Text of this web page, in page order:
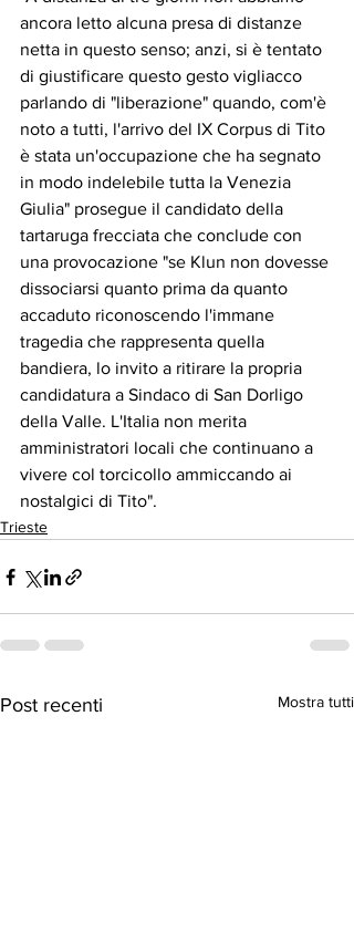
ancora letto alcuna presa di distanze
netta in questo senso; anzi, si è tentato
di giustificare questo gesto vigliacco
parlando di "liberazione" quando, com'è
noto a tutti, l'arrivo del IX Corpus di Tito
è stata un'occupazione che ha segnato
in modo indelebile tutta la Venezia
Giulia" prosegue il candidato della
tartaruga frecciata che conclude con
una provocazione "se Klun non dovesse
dissociarsi quanto prima da quanto
accaduto riconoscendo l'immane
tragedia che rappresenta quella
bandiera, lo invito a ritirare la propria
candidatura a Sindaco di San Dorligo
della Valle. L'Italia non merita
amministratori locali che continuano a
vivere col torcicollo ammiccando ai
nostalgici di Tito".
Trieste
Post recenti Mostra tutti